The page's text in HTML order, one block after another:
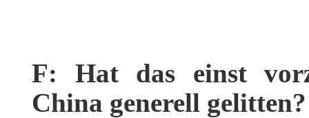
F: Hat das einst
China generell gelitten?